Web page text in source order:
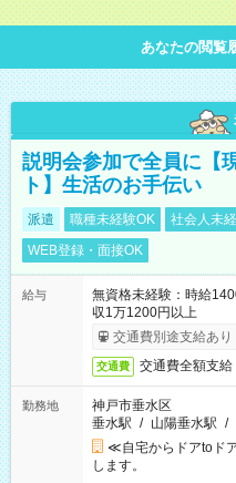
あなたの閲覧
説明会参加で全員に【
ト】生活のお手伝い
派遣 職種未経験OK 社会人未
WEB登録・面接OK
給与
無資格未経験：時給
収1万1200円以上
交通費別途支給あり
交通費 交通費全額支給
勤務地
神戸市垂水区
垂水駅 / 山陽垂水駅 /
≪自宅からドアtoド
します。